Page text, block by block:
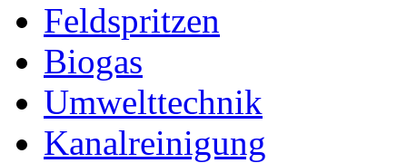
Feldspritzen
Biogas
Umwelttechnik
Kanalreinigung